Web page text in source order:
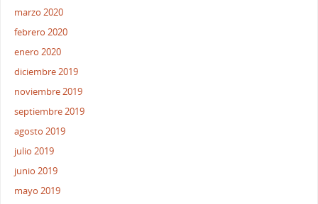
marzo 2020
febrero 2020
enero 2020
diciembre 2019
noviembre 2019
septiembre 2019
agosto 2019
julio 2019
junio 2019
mayo 2019